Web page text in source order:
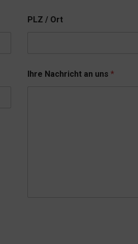
PLZ / Ort
Ihre Nachricht an uns *